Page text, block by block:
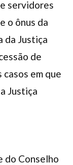
servidores
o ônus da
da Justiça
de
em que
Justiça
do Conselho